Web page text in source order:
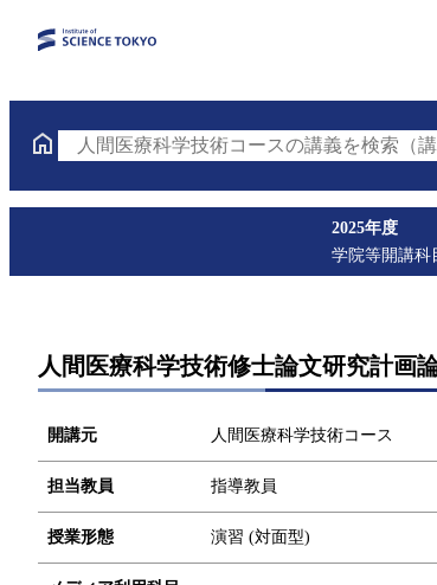
人間医療科学技術コースの講義を検索（
2025年度
学院等開講科
人間医療科学技術修士論文研究計画
開講元 人間医療科学技術コース
担当教員 指導教員
授業形態 演習 (対面型)